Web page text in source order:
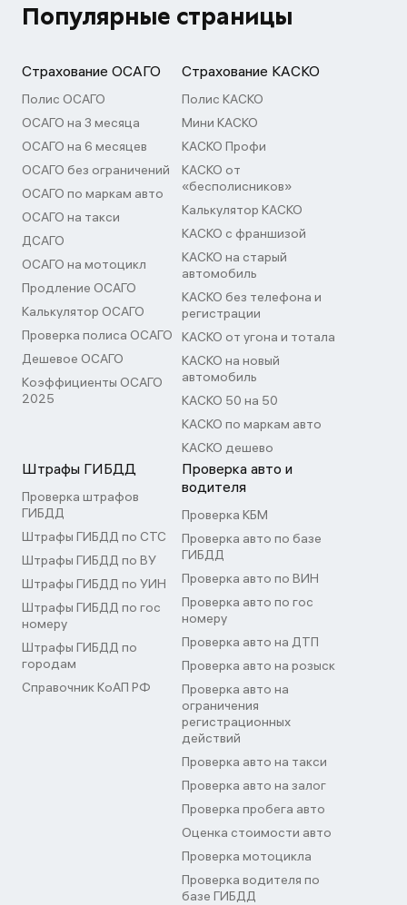
Популярные страницы
Страхование ОСАГО
Полис ОСАГО
ОСАГО на 3 месяца
ОСАГО на 6 месяцев
ОСАГО без ограничений
ОСАГО по маркам авто
ОСАГО на такси
ДСАГО
ОСАГО на мотоцикл
Продление ОСАГО
Калькулятор ОСАГО
Проверка полиса ОСАГО
Дешевое ОСАГО
Коэффициенты ОСАГО
2025
Страхование КАСКО
Полис КАСКО
Мини КАСКО
КАСКО Профи
КАСКО от
«бесполисников»
Калькулятор КАСКО
КАСКО с франшизой
КАСКО на старый
автомобиль
КАСКО без телефона и
регистрации
КАСКО от угона и тотала
КАСКО на новый
автомобиль
КАСКО 50 на 50
КАСКО по маркам авто
КАСКО дешево
Штрафы ГИБДД
Проверка штрафов
ГИБДД
Штрафы ГИБДД по СТС
Штрафы ГИБДД по ВУ
Штрафы ГИБДД по УИН
Штрафы ГИБДД по гос
номеру
Штрафы ГИБДД по
городам
Справочник КоАП РФ
Проверка авто и
водителя
Проверка КБМ
Проверка авто по базе
ГИБДД
Проверка авто по ВИН
Проверка авто по гос
номеру
Проверка авто на ДТП
Проверка авто на розыск
Проверка авто на
ограничения
регистрационных
действий
Проверка авто на такси
Проверка авто на залог
Проверка пробега авто
Оценка стоимости авто
Проверка мотоцикла
Проверка водителя по
базе ГИБДД